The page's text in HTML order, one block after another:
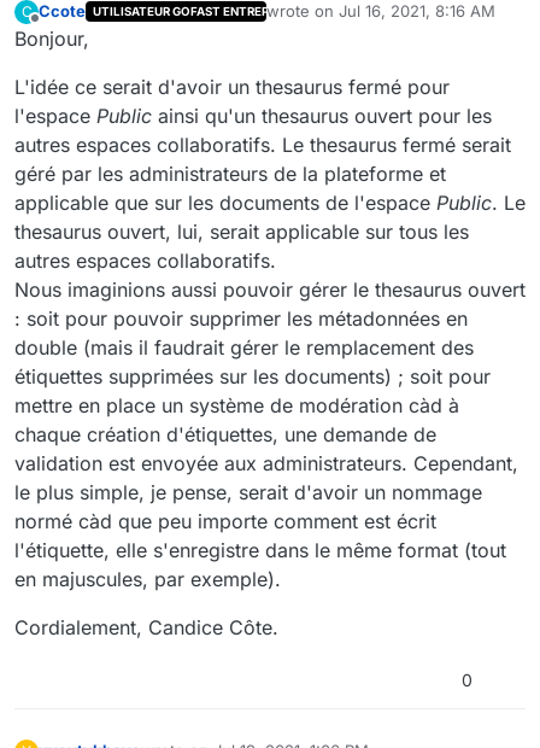
C
Offline
Ccote UTILISATEUR GOFAST ENTREPRISEwrote on Jul 16, 2021, 8:16 AM
last edited by
Bonjour,
L'idée ce serait d'avoir un thesaurus fermé pour
l'espace Public ainsi qu'un thesaurus ouvert pour les
autres espaces collaboratifs. Le thesaurus fermé serait
géré par les administrateurs de la plateforme et
applicable que sur les documents de l'espace Public. Le
thesaurus ouvert, lui, serait applicable sur tous les
autres espaces collaboratifs.
Nous imaginions aussi pouvoir gérer le thesaurus ouvert
: soit pour pouvoir supprimer les métadonnées en
double (mais il faudrait gérer le remplacement des
étiquettes supprimées sur les documents) ; soit pour
mettre en place un système de modération càd à
chaque création d'étiquettes, une demande de
validation est envoyée aux administrateurs. Cependant,
le plus simple, je pense, serait d'avoir un nommage
normé càd que peu importe comment est écrit
l'étiquette, elle s'enregistre dans le même format (tout
en majuscules, par exemple).
Cordialement, Candice Côte.
0